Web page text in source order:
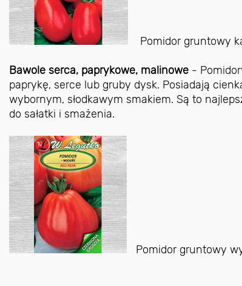
Pomidor gruntowy
Bawole serca, paprykowe, malinowe -
paprykę, serce lub gruby dysk. Posiadają
wybornym, słodkawym smakiem. Są to
do sałatki i smażenia.
Pomidor gruntowy